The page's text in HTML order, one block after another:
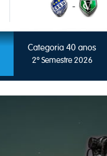
-
Categoria 40 anos
2º Semestre 2026